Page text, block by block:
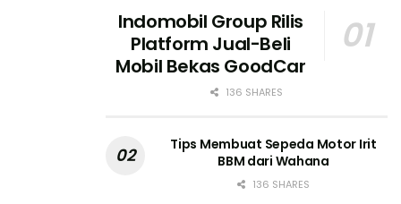
Indomobil Group Rilis
Platform Jual-Beli
Mobil Bekas GoodCar
136 SHARES
Tips Membuat Sepeda Motor Irit
BBM dari Wahana
136 SHARES